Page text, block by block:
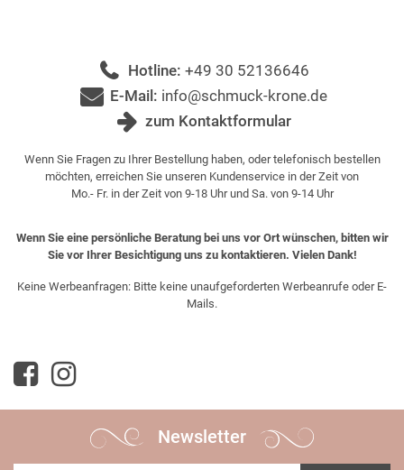
Hotline: +49 30 52136646
E-Mail: info@schmuck-krone.de
zum Kontaktformular
Wenn Sie Fragen zu Ihrer Bestellung haben, oder telefonisch bestellen
möchten, erreichen Sie unseren Kundenservice in der Zeit von
Mo.- Fr. in der Zeit von 9-18 Uhr und Sa. von 9-14 Uhr
Wenn Sie eine persönliche Beratung bei uns vor Ort wünschen, bitten wir
Sie vor Ihrer Besichtigung uns zu kontaktieren. Vielen Dank!
Keine Werbeanfragen: Bitte keine unaufgeforderten Werbeanrufe oder E-
Mails.
Newsletter